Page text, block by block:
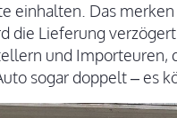
einhalten. Das
die Lieferung
und Importeuren,
sogar doppelt – es